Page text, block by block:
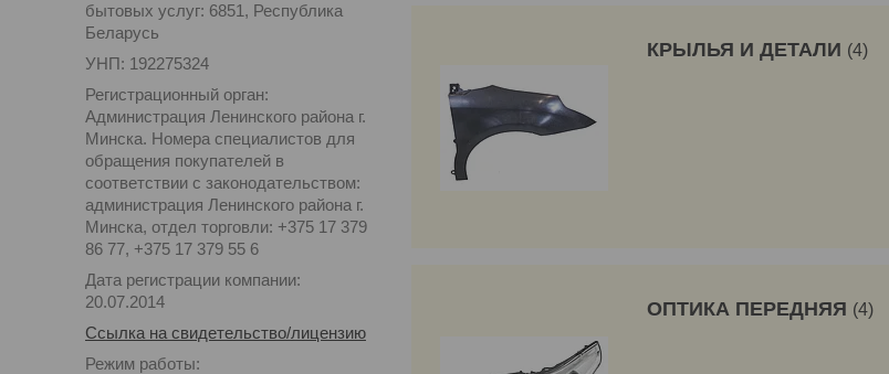
КРЫЛЬЯ И ДЕТАЛИ 4
ОПТИКА ПЕРЕДНЯЯ 4
бытовых услуг: 6851, Республика
Беларусь
УНП: 192275324
Регистрационный орган:
Администрация Ленинского района г.
Минска. Номера специалистов для
обращения покупателей в
соответствии с законодательством:
администрация Ленинского района г.
Минска, отдел торговли: +375 17 379
86 77, +375 17 379 55 6
Дата регистрации компании:
20.07.2014
Ссылка на свидетельство/лицензию
Режим работы: